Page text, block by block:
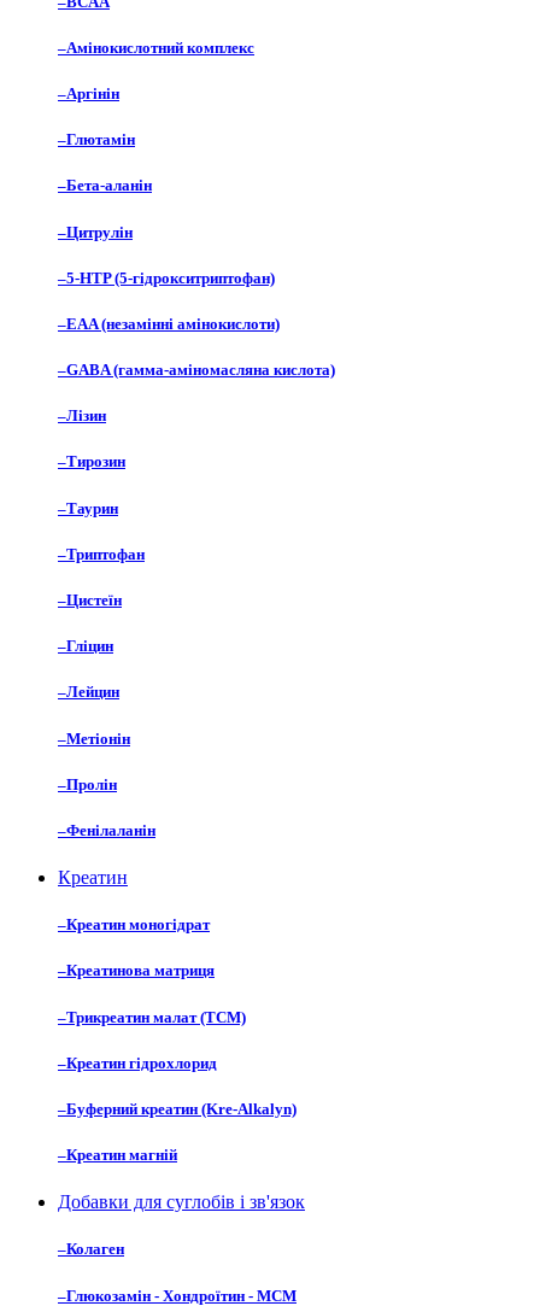
–Амінокислотний комплекс
–Аргінін
–Глютамін
–Бета-аланін
–Цитрулін
–5-HTP (5-гідрокситриптофан)
–EAA (незамінні амінокислоти)
–GABA (гамма-аміномасляна кислота)
–Лізин
–Тирозин
–Таурин
–Триптофан
–Цистеїн
–Гліцин
–Лейцин
–Метіонін
–Пролін
–Фенілаланін
Креатин
–Креатин моногідрат
–Креатинова матриця
–Трикреатин малат (TCM)
–Креатин гідрохлорид
–Буферний креатин (Kre-Alkalyn)
–Креатин магній
Добавки для суглобів і зв'язок
–Колаген
–Глюкозамін - Хондроїтин - МСМ